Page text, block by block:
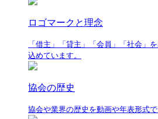
ロゴマークと理念
「借主」「貸主」「会員」「社会」
込めています。
協会の歴史
協会や業界の歴史を動画や年表形式で